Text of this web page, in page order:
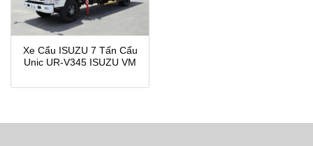
Xe Cẩu ISUZU 7 Tấn Cẩu
Unic UR-V345 ISUZU VM